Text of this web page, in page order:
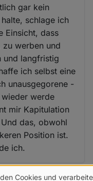
gar kein
schlage ich
Einsicht, dass
werben und
und langfristig
ich selbst eine
unausgegorene -
werde
mir Kapitulation
das, obwohl
Position ist.
ich.
Cookies und